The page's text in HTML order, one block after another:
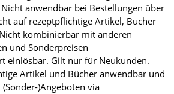
anwendbar bei Bestellungen über
auf rezeptpflichtige Artikel, Bücher
kombinierbar mit anderen
und Sonderpreisen
einlösbar. Gilt nur für Neukunden.
Artikel und Bücher anwendbar und
)Angeboten via